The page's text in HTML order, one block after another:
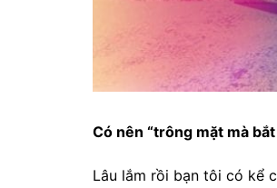
Có nên “trông mặt mà
Lâu lắm rồi bạn tôi có kể